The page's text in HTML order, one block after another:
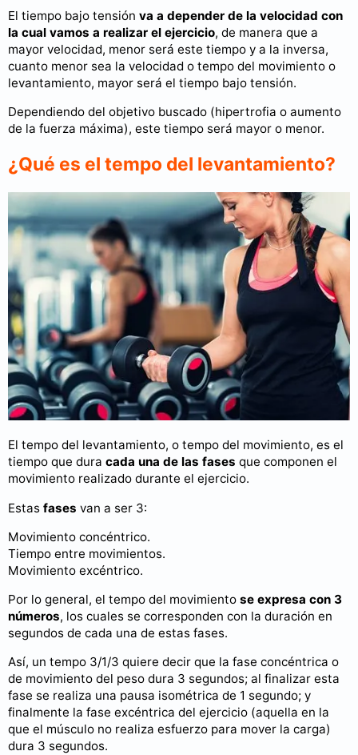
El tiempo bajo tensión va a depender de la velocidad con
la cual vamos a realizar el ejercicio, de manera que a
mayor velocidad, menor será este tiempo y a la inversa,
cuanto menor sea la velocidad o tempo del movimiento o
levantamiento, mayor será el tiempo bajo tensión.
Dependiendo del objetivo buscado (hipertrofia o aumento
de la fuerza máxima), este tiempo será mayor o menor.
¿Qué es el tempo del levantamiento?
El tempo del levantamiento, o tempo del movimiento, es el
tiempo que dura cada una de las fases que componen el
movimiento realizado durante el ejercicio.
Estas fases van a ser 3:
Movimiento concéntrico.
Tiempo entre movimientos.
Movimiento excéntrico.
Por lo general, el tempo del movimiento se expresa con 3
números, los cuales se corresponden con la duración en
segundos de cada una de estas fases.
Así, un tempo 3/1/3 quiere decir que la fase concéntrica o
de movimiento del peso dura 3 segundos; al finalizar esta
fase se realiza una pausa isométrica de 1 segundo; y
finalmente la fase excéntrica del ejercicio (aquella en la
que el músculo no realiza esfuerzo para mover la carga)
dura 3 segundos.